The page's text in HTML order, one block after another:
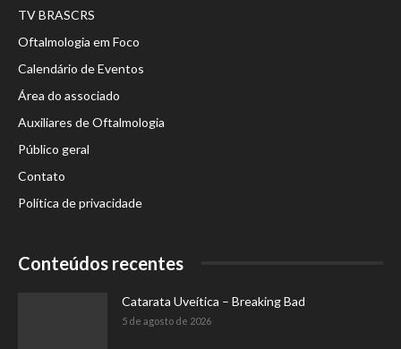
TV BRASCRS
Oftalmologia em Foco
Calendário de Eventos
Área do associado
Auxiliares de Oftalmologia
Público geral
Contato
Política de privacidade
Conteúdos recentes
Catarata Uveítica – Breaking Bad
5 de agosto de 2026